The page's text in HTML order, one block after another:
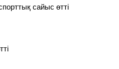
сайыс өтті